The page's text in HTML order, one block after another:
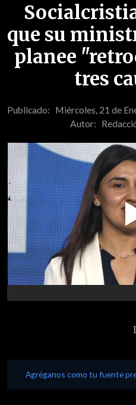
que su
planee
tres
Publicado: Miércoles, 21 de
Autor:
Agréganos como tu fuente